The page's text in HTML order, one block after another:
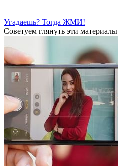
Угадаешь? Тогда ЖМИ!
Советуем глянуть эти материалы